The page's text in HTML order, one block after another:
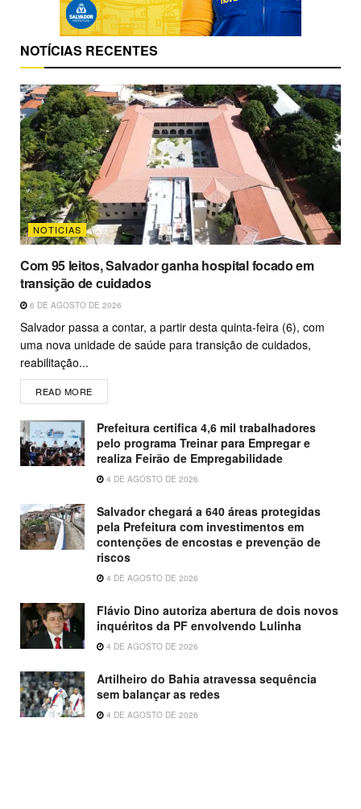
NOTÍCIAS RECENTES
NOTICIAS
Com 95 leitos, Salvador ganha hospital focado em
transição de cuidados
6 DE AGOSTO DE 2026
Salvador passa a contar, a partir desta quinta-feira (6), com
uma nova unidade de saúde para transição de cuidados,
reabilitação...
READ MORE
Prefeitura certifica 4,6 mil trabalhadores
pelo programa Treinar para Empregar e
realiza Feirão de Empregabilidade
4 DE AGOSTO DE 2026
Salvador chegará a 640 áreas protegidas
pela Prefeitura com investimentos em
contenções de encostas e prevenção de
riscos
4 DE AGOSTO DE 2026
Flávio Dino autoriza abertura de dois novos
inquéritos da PF envolvendo Lulinha
4 DE AGOSTO DE 2026
Artilheiro do Bahia atravessa sequência
sem balançar as redes
4 DE AGOSTO DE 2026